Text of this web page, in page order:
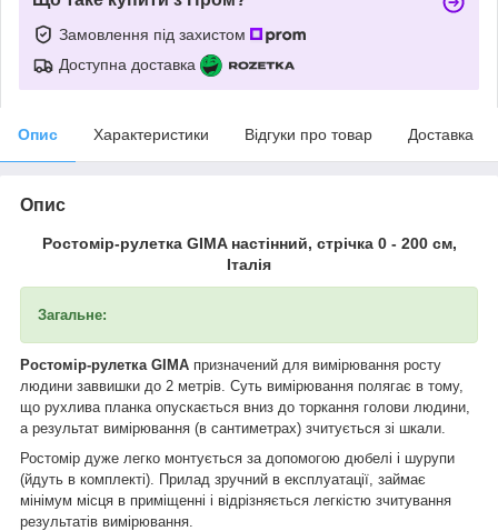
Замовлення під захистом
Доступна доставка
Опис Характеристики Відгуки про товар Доставка
Опис
Ростомір-рулетка GIMA настінний, стрічка 0 - 200 см,
Італія
Загальне:
Ростомір-рулетка GIMA призначений для вимірювання росту
людини заввишки до 2 метрів. Суть вимірювання полягає в тому,
що рухлива планка опускається вниз до торкання голови людини,
а результат вимірювання (в сантиметрах) зчитується зі шкали.
Ростомір дуже легко монтується за допомогою дюбелі і шурупи
(йдуть в комплекті). Прилад зручний в експлуатації, займає
мінімум місця в приміщенні і відрізняється легкістю зчитування
результатів вимірювання.